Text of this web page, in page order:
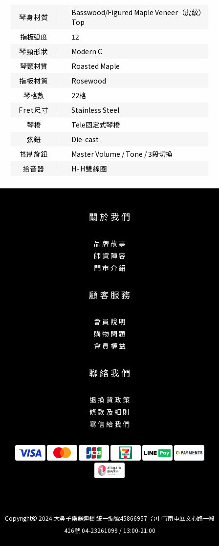
琴身材質
Basswood/Figured Maple Veneer（虎紋）
Top
指板弧度
12
琴頸形狀
Modern C
琴頸材質
Roasted Maple
指板材質
Rosewood
琴格數
22格
Fret尺寸
Stainless Steel
琴橋
Tele固定式琴橋
弦鈕
Die-cast
控制旋鈕
Master Volume / Tone / 3段切換
拾音器
H-H雙線圈
關 於 我 們
品 牌 故 事
師 資 陣 容
門 市 介 紹
顧 客 服 務
會 員 說 明
購 物 問 題
會 員 權 益
聯 絡 我 們
退 換 貨 政 策
條 款 及 細 則
寫 信 給 我 們
Copyright© 2024 大鼻子樂器連鎖 統一編號45866957 台中市南屯區文心路一段
416號 04-23261099 / 13:00-21:00